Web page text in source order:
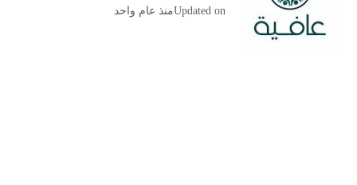
Updated onمنذ عام واحد